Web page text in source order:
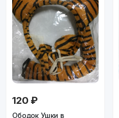
120 ₽
Ободок Ушки в